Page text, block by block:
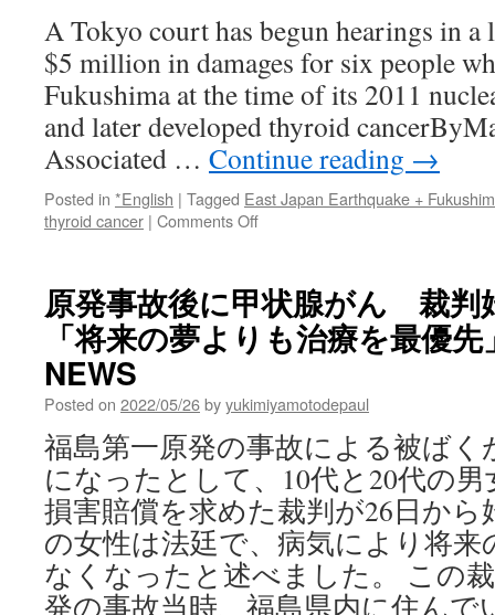
in
the
Marshall
Islands
via
Scientific
American
A Tokyo court has begun hearings in a
$5 million in damages for six people
Fukushima at the time of its 2011
and later developed thyroid
Associated … Continue reading →
Posted in *English | Tagged East Japan Earthquake +
thyroid cancer | Comments Offon
seek
damages
from
Fukushima
plant
via
abc
news
原発事故後に甲状腺がん 裁
「将来の夢よりも治療を最優
NEWS
Posted on 2022/05/26byyukimiyamotodepaul
福島第一原発の事故による被ばく
になったとして、10代と20代の
損害賠償を求めた裁判が26日から
の女性は法廷で、病気により将
なくなったと述べました。 この
発の事故当時、福島県内に住んで